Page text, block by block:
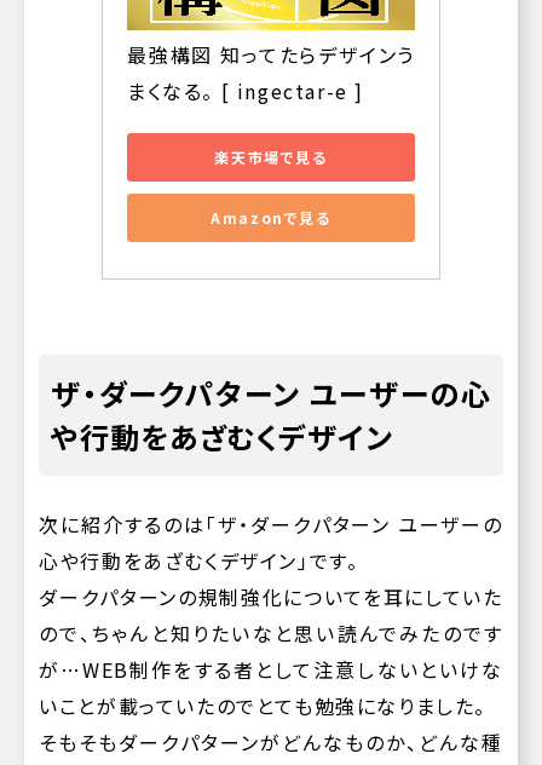
最強構図 知ってたらデザインう
まくなる。 [ ingectar-e ]
楽天市場で見る
Amazonで見る
ザ・ダークパターン ユーザーの心
や行動をあざむくデザイン
次に紹介するのは「ザ・ダークパターン ユーザーの
心や行動をあざむくデザイン」です。
ダークパターンの規制強化についてを耳にしていた
ので、ちゃんと知りたいなと思い読んでみたのです
が…WEB制作をする者として注意しないといけな
いことが載っていたのでとても勉強になりました。
そもそもダークパターンがどんなものか、どんな種